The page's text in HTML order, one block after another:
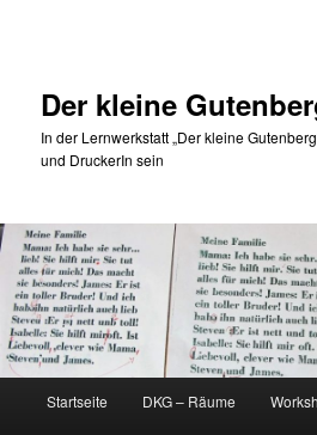
Der kleine
In der Lernwerkstatt „Der kleine
und DruckerIn sein
Startseite DKG – Räume